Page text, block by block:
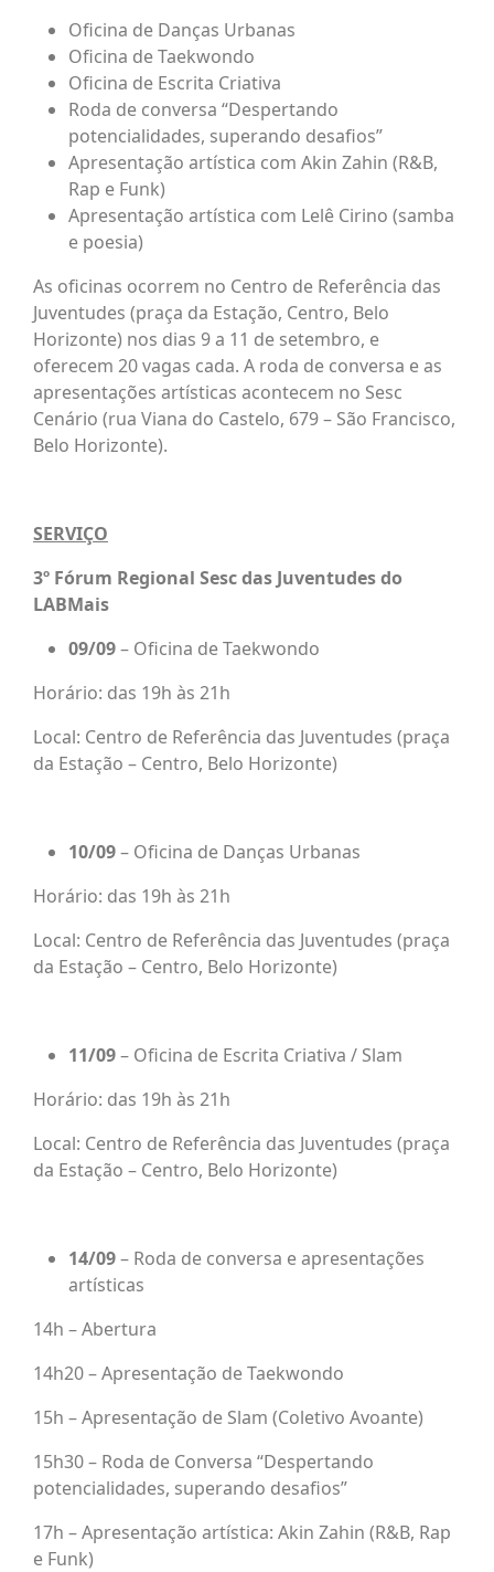
Oficina de Danças Urbanas
Oficina de Taekwondo
Oficina de Escrita Criativa
Roda de conversa “Despertando
potencialidades, superando desafios”
Apresentação artística com Akin Zahin (R&B,
Rap e Funk)
Apresentação artística com Lelê Cirino (samba
e poesia)
As oficinas ocorrem no Centro de Referência das
Juventudes (praça da Estação, Centro, Belo
Horizonte) nos dias 9 a 11 de setembro, e
oferecem 20 vagas cada. A roda de conversa e as
apresentações artísticas acontecem no Sesc
Cenário (rua Viana do Castelo, 679 – São Francisco,
Belo Horizonte).
SERVIÇO
3º Fórum Regional Sesc das Juventudes do
LABMais
09/09– Oficina de Taekwondo
Horário: das 19h às 21h
Local: Centro de Referência das Juventudes (praça
da Estação – Centro, Belo Horizonte)
10/09– Oficina de Danças Urbanas
Horário: das 19h às 21h
Local: Centro de Referência das Juventudes (praça
da Estação – Centro, Belo Horizonte)
11/09– Oficina de Escrita Criativa / Slam
Horário: das 19h às 21h
Local: Centro de Referência das Juventudes (praça
da Estação – Centro, Belo Horizonte)
14/09– Roda de conversa e apresentações
artísticas
14h – Abertura
14h20 – Apresentação de Taekwondo
15h – Apresentação de Slam (Coletivo Avoante)
15h30 – Roda de Conversa “Despertando
potencialidades, superando desafios”
17h – Apresentação artística: Akin Zahin (R&B, Rap
e Funk)